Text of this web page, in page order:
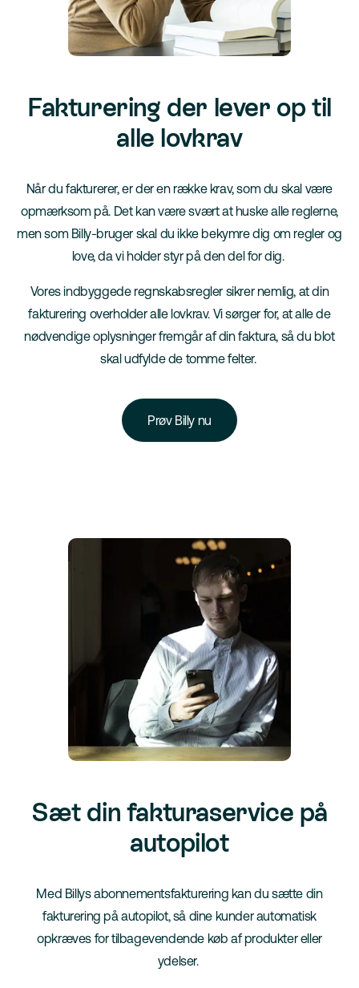
Fakturering der lever op til
alle lovkrav
Når du fakturerer, er der en række krav, som du skal være
opmærksom på. Det kan være svært at huske alle reglerne,
men som Billy-bruger skal du ikke bekymre dig om regler og
love, da vi holder styr på den del for dig.
Vores indbyggede regnskabsregler sikrer nemlig, at din
fakturering overholder alle lovkrav. Vi sørger for, at alle de
nødvendige oplysninger fremgår af din faktura, så du blot
skal udfylde de tomme felter.
Prøv Billy nu
Sæt din fakturaservice på
autopilot
Med Billys abonnementsfakturering kan du sætte din
fakturering på autopilot, så dine kunder automatisk
opkræves for tilbagevendende køb af produkter eller
ydelser.